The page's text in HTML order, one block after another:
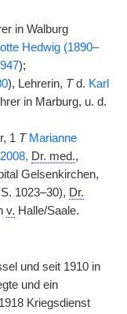
in Walburg
Hedwig (1890–
);
), Lehrerin, Td. Karl
in Marburg, u. d.
1 T Marianne
Dr. med.,
Gelsenkirchen,
1023–30), Dr.
v. Halle/Saale.
und seit 1910 in
und ein
Kriegsdienst